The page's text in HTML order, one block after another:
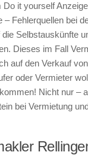
Do it yourself
– Fehlerquellen bei
Selbstauskünfte
Dieses im Fall
auf den Verkauf
oder Vermieter
Nicht nur –
bei Vermietung